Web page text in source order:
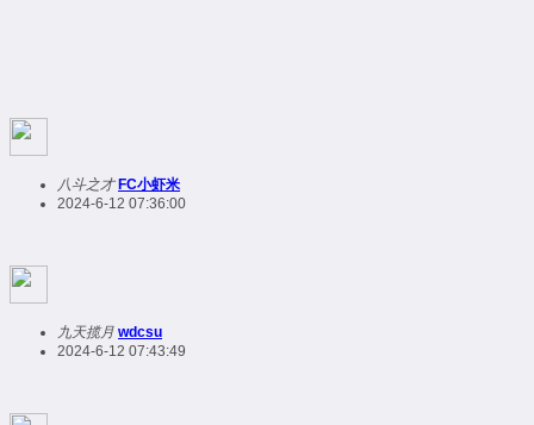
八斗之才 FC小虾米
2024-6-12 07:36:00
九天揽月 wdcsu
2024-6-12 07:43:49